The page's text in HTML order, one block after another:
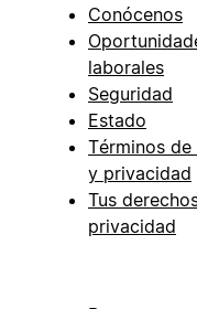
Conócenos
laborales
Seguridad
Estado
Términos de
y privacidad
Tus
privacidad